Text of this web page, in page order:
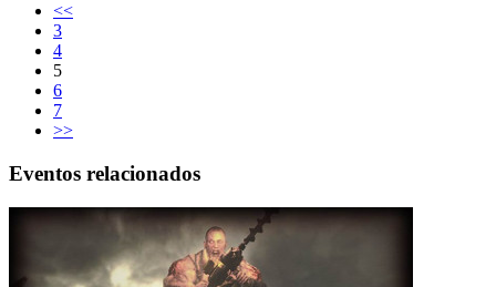
<<
3
4
5
6
7
>>
Eventos relacionados